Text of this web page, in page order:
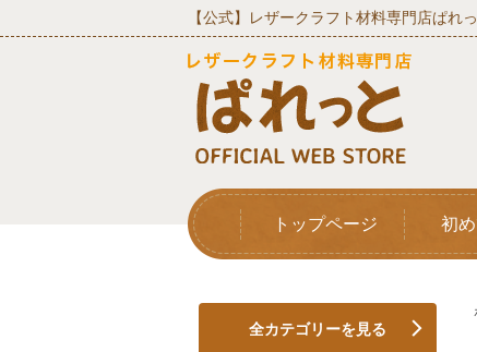
【公式】レザークラフト材料専門店ぱれ
トップページ 初
全カテゴリーを見る